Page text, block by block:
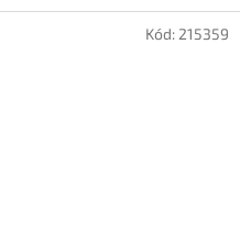
Kód: 215359